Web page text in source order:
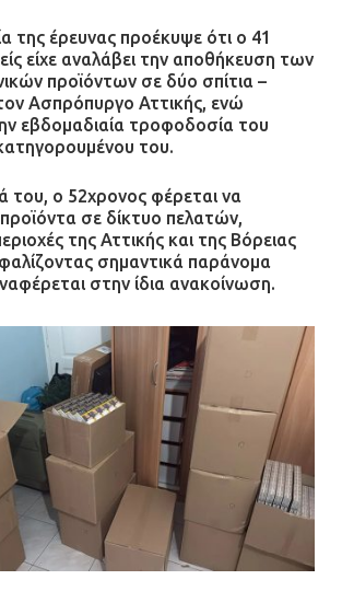
της έρευνας προέκυψε ότι ο 41
είχε αναλάβει την αποθήκευση των
προϊόντων σε δύο σπίτια –
Ασπρόπυργο Αττικής, ενώ
εβδομαδιαία τροφοδοσία του
του.
του, ο 52χρονος φέρεται να
σε δίκτυο πελατών,
της Αττικής και της Βόρειας
σημαντικά παράνομα
στην ίδια ανακοίνωση.